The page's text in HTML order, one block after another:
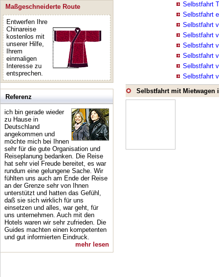
Maßgeschneiderte Route
Entwerfen Ihre
Chinareise
kostenlos mit
unserer Hilfe,
Ihrem
einmaligen
Interesse zu
entsprechen.
Referenz
ich bin gerade wieder
zu Hause in
Deutschland
angekommen und
möchte mich bei Ihnen
sehr für die gute Organisation und
Reiseplanung bedanken. Die Reise
hat sehr viel Freude bereitet, es war
rundum eine gelungene Sache. Wir
fühlten uns auch am Ende der Reise
an der Grenze sehr von Ihnen
unterstützt und hatten das Gefühl,
daß sie sich wirklich für uns
einsetzen und alles, war geht, für
uns unternehmen. Auch mit den
Hotels waren wir sehr zufrieden. Die
Guides machten einen kompetenten
und gut informierten Eindruck.
mehr lesen
Selbstfahrt
Selbstfahrt
Selbstfahrt
Selbstfahrt
Selbstfahrt
Selbstfahrt
Selbstfahrt
Selbstfahrt
Selbstfahrt mit Mietwagen